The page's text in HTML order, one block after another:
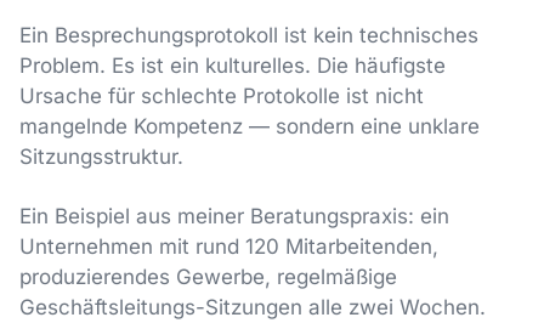
Ein Besprechungsprotokoll ist kein technisches
Problem. Es ist ein kulturelles. Die häufigste
Ursache für schlechte Protokolle ist nicht
mangelnde Kompetenz — sondern eine unklare
Sitzungsstruktur.
Ein Beispiel aus meiner Beratungspraxis: ein
Unternehmen mit rund 120 Mitarbeitenden,
produzierendes Gewerbe, regelmäßige
Geschäftsleitungs-Sitzungen alle zwei Wochen.